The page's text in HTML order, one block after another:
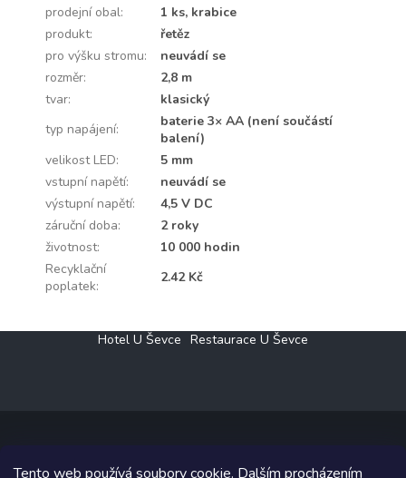
Tento web používá soubory cookie. Dalším procházením
prodejní obal:
1 ks, krabice
produkt:
řetěz
pro výšku stromu:
neuvádí se
rozměr:
2,8 m
tvar:
klasický
typ napájení:
baterie 3× AA (není součástí
balení)
velikost LED:
5 mm
vstupní napětí:
neuvádí se
výstupní napětí:
4,5 V DC
záruční doba:
2 roky
životnost:
10 000 hodin
Recyklační
poplatek:
2.42 Kč
Hotel U Ševce Restaurace U Ševce